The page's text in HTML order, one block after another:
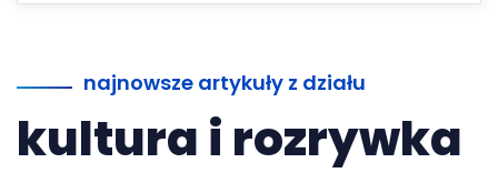
najnowsze artykuły z działu
kultura i rozrywka